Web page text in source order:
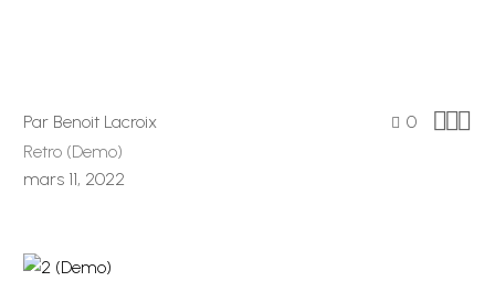
0 
Par Benoit Lacroix
Retro (Demo)
mars 11, 2022